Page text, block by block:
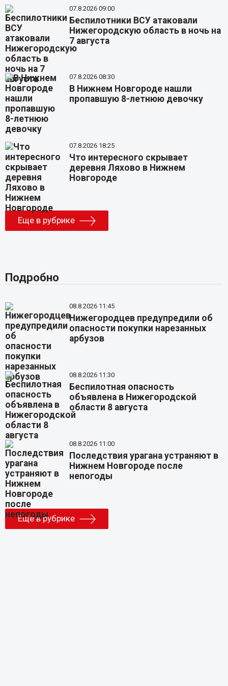
07.8.2026 09:00
Беспилотники ВСУ атаковали
Нижегородскую область в ночь на
7 августа
07.8.2026 08:30
В Нижнем Новгороде нашли
пропавшую 8-летнюю девочку
07.8.2026 18:25
Что интересного скрывает
деревня Ляхово в Нижнем
Новгороде
Еще в рубрике
Подробно
08.8.2026 11:45
Нижегородцев предупредили об
опасности покупки нарезанных
арбузов
08.8.2026 11:30
Беспилотная опасность
объявлена в Нижегородской
области 8 августа
08.8.2026 11:00
Последствия урагана устраняют в
Нижнем Новгороде после
непогоды
Еще в рубрике